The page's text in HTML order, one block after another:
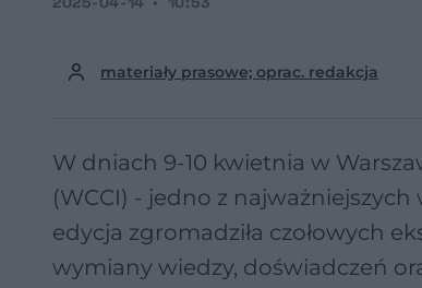
materiały prasowe; oprac. redakcja
W dniach 9-10 kwietnia w
(WCCI) - jedno z
edycja zgromadziła czołowych
wymiany wiedzy, doświadczeń